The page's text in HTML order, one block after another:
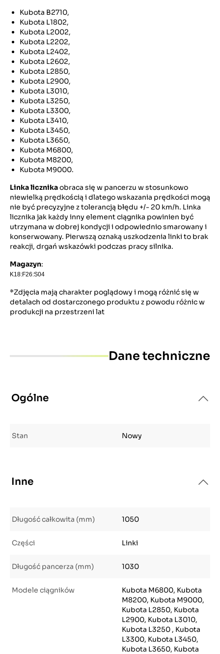
Kubota B2710,
Kubota L1802,
Kubota L2002,
Kubota L2202,
Kubota L2402,
Kubota L2602,
Kubota L2850,
Kubota L2900,
Kubota L3010,
Kubota L3250,
Kubota L3300,
Kubota L3410,
Kubota L3450,
Kubota L3650,
Kubota M6800,
Kubota M8200,
Kubota M9000.
Linka licznikaobraca się w pancerzu w stosunkowo
niewielką prędkością i dlatego wskazania prędkości mogą
nie być precyzyjne z tolerancją błędu +/- 20 km/h. Linka
licznika jak każdy inny element ciągnika powinien być
utrzymana w dobrej kondycji i odpowiednio smarowany i
konserwowany. Pierwszą oznaką uszkodzenia linki to brak
reakcji, drgań wskazówki podczas pracy silnika.
Magazyn:
K18:F26:S04
*Zdjęcia mają charakter poglądowy i mogą różnić się w
detalach od dostarczonego produktu z powodu różnic w
produkcji na przestrzeni lat
Dane techniczne
Ogólne
Stan Nowy
Inne
Długość całkowita (mm) 1050
Części Linki
Długość pancerza (mm) 1030
Modele ciągników
Kubota M6800, Kubota
M8200, Kubota M9000,
Kubota L2850, Kubota
L2900, Kubota L3010,
Kubota L3250 , Kubota
L3300, Kubota L3450,
Kubota L3650, Kubota